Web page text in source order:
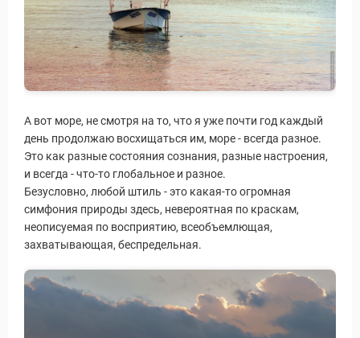
А вот море, не смотря на то, что я уже почти год каждый
день продолжаю восхищаться им, море - всегда разное.
Это как разные состояния сознания, разные настроения,
и всегда - что-то глобальное и разное.
Безусловно, любой штиль - это какая-то огромная
симфония природы здесь, невероятная по краскам,
неописуемая по восприятию, всеобъемлющая,
захватывающая, беспредельная.